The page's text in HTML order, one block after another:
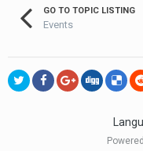
GO TO TOPIC LISTING
Events